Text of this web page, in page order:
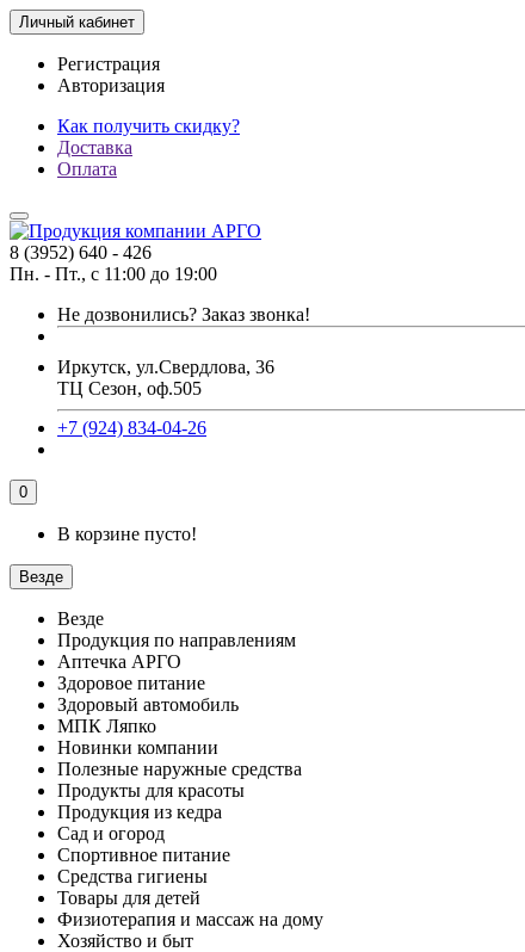
Личный кабинет
Регистрация
Авторизация
Как получить скидку?
Доставка
Оплата
8 (3952) 640 - 426
Пн. - Пт., с 11:00 до 19:00
Не дозвонились? Заказ звонка!
Иркутск, ул.Свердлова, 36
ТЦ Сезон, оф.505
+7 (924) 834-04-26
0
В корзине пусто!
Везде
Везде
Продукция по направлениям
Аптечка АРГО
Здоровое питание
Здоровый автомобиль
МПК Ляпко
Новинки компании
Полезные наружные средства
Продукты для красоты
Продукция из кедра
Сад и огород
Спортивное питание
Средства гигиены
Товары для детей
Физиотерапия и массаж на дому
Хозяйство и быт